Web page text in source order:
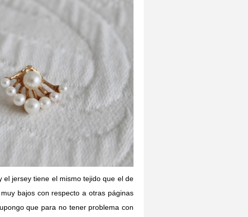
jersey tiene el mismo tejido que el de
bajos con respecto a otras páginas
que para no tener problema con